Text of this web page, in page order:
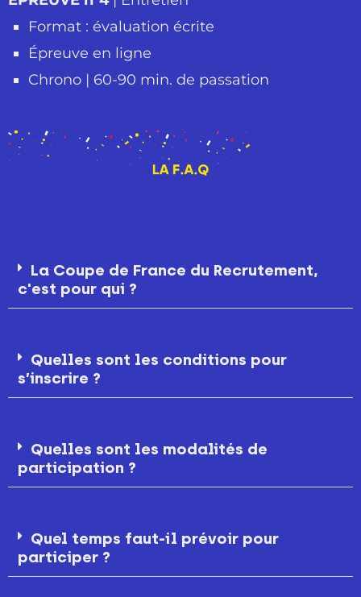
Format : évaluation écrite
Épreuve en ligne
Chrono | 60-90 min. de passation
La Coupe de France du Recrutement,
c'est pour qui ?
Quelles sont les conditions pour
s’inscrire ?
Quelles sont les modalités de
participation ?
Quel temps faut-il prévoir pour
participer ?